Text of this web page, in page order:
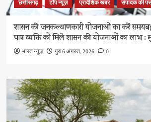
छत्तीसगढ़ टॉप न्यूज़ प्रादेशिक खबर संपादक की
शासन की जनकल्याणकारी योजनाओं का करें
पात्र व्यक्ति को मिले शासन की योजनाओं का लाभ :
भारत न्यूज़ गुरु 6 अगस्त, 2026 0